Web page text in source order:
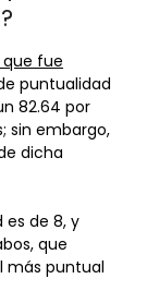
que fue
puntualidad
82.64 por
sin embargo,
dicha
de 8, y
que
más puntual